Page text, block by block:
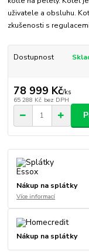
uživatele a obsluhu.
zkušenosti s
Dostupnost
78 999 Kč/ks
65 288 Kč bez DPH
Nákup na splátky
Více informací
Nákup na splátky